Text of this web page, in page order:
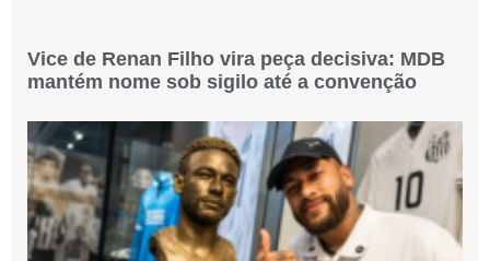
Vice de Renan Filho vira peça decisiva: MDB
mantém nome sob sigilo até a convenção